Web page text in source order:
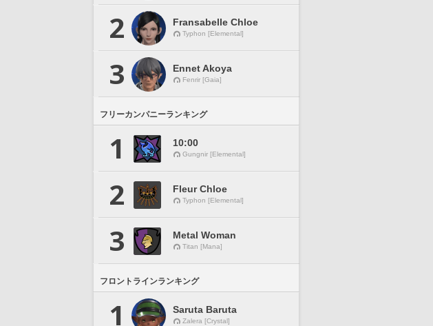
2 Fransabelle Chloe
Typhon [Elemental]
3 Ennet Akoya
Fenrir [Gaia]
フリーカンパニーランキング
1 10:00
Gungnir [Elemental]
2 Fleur Chloe
Typhon [Elemental]
3 Metal Woman
Titan [Mana]
フロントラインランキング
1 Saruta Baruta
Zalera [Crystal]